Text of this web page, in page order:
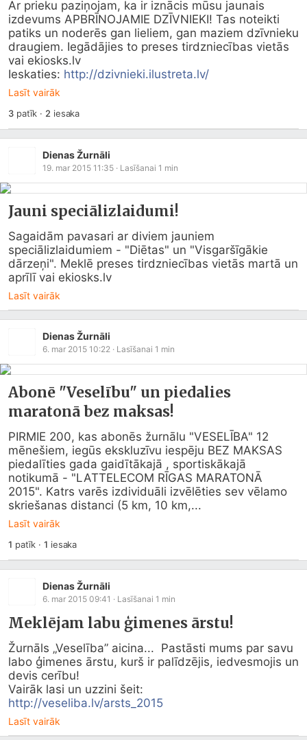
Ar prieku paziņojam, ka ir iznācis mūsu jaunais
izdevums APBRĪNOJAMIE DZĪVNIEKI! Tas noteikti
patiks un noderēs gan lieliem, gan maziem dzīvnieku
draugiem. Iegādājies to preses tirdzniecības vietās
vai ekiosks.lv
Ieskaties: http://dzivnieki.ilustreta.lv/
Lasīt vairāk
3patīk · 2 iesaka
Dienas Žurnāli
19. mar 2015 11:35 · Lasīšanai 1 min
Jauni speciālizlaidumi!
Sagaidām pavasari ar diviem jauniem
speciālizlaidumiem - "Diētas" un "Visgaršīgākie
dārzeņi". Meklē preses tirdzniecības vietās martā un
aprīlī vai ekiosks.lv
Lasīt vairāk
Dienas Žurnāli
6. mar 2015 10:22 · Lasīšanai 1 min
Abonē "Veselību" un piedalies
maratonā bez maksas!
PIRMIE 200, kas abonēs žurnālu "VESELĪBA" 12
mēnešiem, iegūs ekskluzīvu iespēju BEZ MAKSAS
piedalīties gada gaidītākajā , sportiskākajā
notikumā - "LATTELECOM RĪGAS MARATONĀ
2015". Katrs varēs izdividuāli izvēlēties sev vēlamo
skriešanas distanci (5 km, 10 km,...
Lasīt vairāk
1 patīk ·1 iesaka
Dienas Žurnāli
6. mar 2015 09:41 · Lasīšanai 1 min
Meklējam labu ģimenes ārstu!
Žurnāls „Veselība” aicina...  Pastāsti mums par savu
labo ģimenes ārstu, kurš ir palīdzējis, iedvesmojis un
devis cerību!
http://veseliba.lv/arsts_2015
Lasīt vairāk